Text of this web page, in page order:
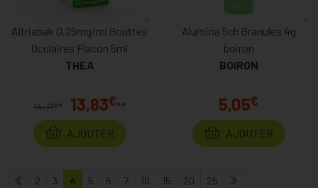
Altriabak 0,25mg/ml Gouttes
Oculaires Flacon 5ml
THEA
14,71€ * 13,83€**
AJOUTER
Alumina 5ch Granules 4g
boiron
BOIRON
5,05€
AJOUTER
2 3 4 5 6 7 10 15 20 25